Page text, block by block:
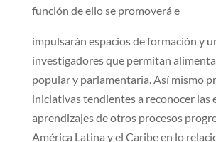
función de ello se promoverá e
impulsarán espacios de formación y
investigadores que permitan
popular y parlamentaria. Así mismo
iniciativas tendientes a reconocer las
aprendizajes de otros procesos
América Latina y el Caribe en lo